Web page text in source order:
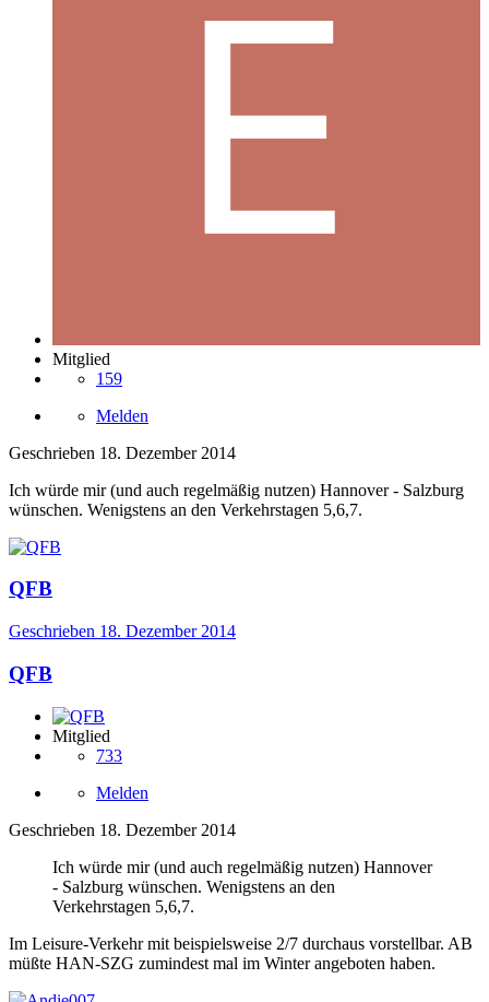
Mitglied
159
Melden
Geschrieben 18. Dezember 2014
Ich würde mir (und auch regelmäßig nutzen) Hannover - Salzburg
wünschen. Wenigstens an den Verkehrstagen 5,6,7.
QFB
Geschrieben 18. Dezember 2014
QFB
Mitglied
733
Melden
Geschrieben 18. Dezember 2014
Ich würde mir (und auch regelmäßig nutzen) Hannover
- Salzburg wünschen. Wenigstens an den
Verkehrstagen 5,6,7.
Im Leisure-Verkehr mit beispielsweise 2/7 durchaus vorstellbar. AB
müßte HAN-SZG zumindest mal im Winter angeboten haben.